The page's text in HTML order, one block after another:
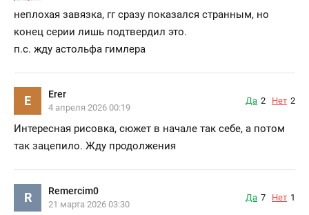
неплохая завязка, гг сразу показался странным, но
конец серии лишь подтвердил это.
п.с. жду астольфа гимлера
E Erer
4 апреля 2026 00:19
Да 2 Нет 2
Интересная рисовка, сюжет в начале так себе, а потом
так зацепило. Жду продолжения
R Remercim0
21 марта 2026 03:30
Да 7 Нет 1